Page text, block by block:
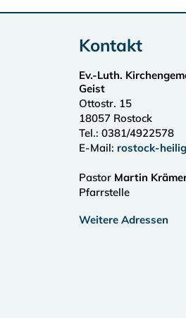
Kontakt
Ev.-Luth.
Geist
Ottostr. 15
18057 Rostock
Tel.: 0381/4922578
E-Mail: rostock-
Pastor Martin
Pfarrstelle
Weitere Adressen